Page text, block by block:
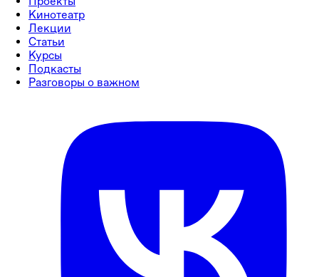
Кинотеатр
Лекции
Статьи
Курсы
Подкасты
Разговоры о важном